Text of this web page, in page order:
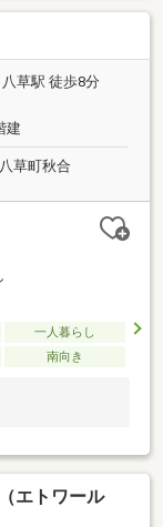
草駅 徒歩8分
建
草町秋合
一人暮らし
南向き
エトワール